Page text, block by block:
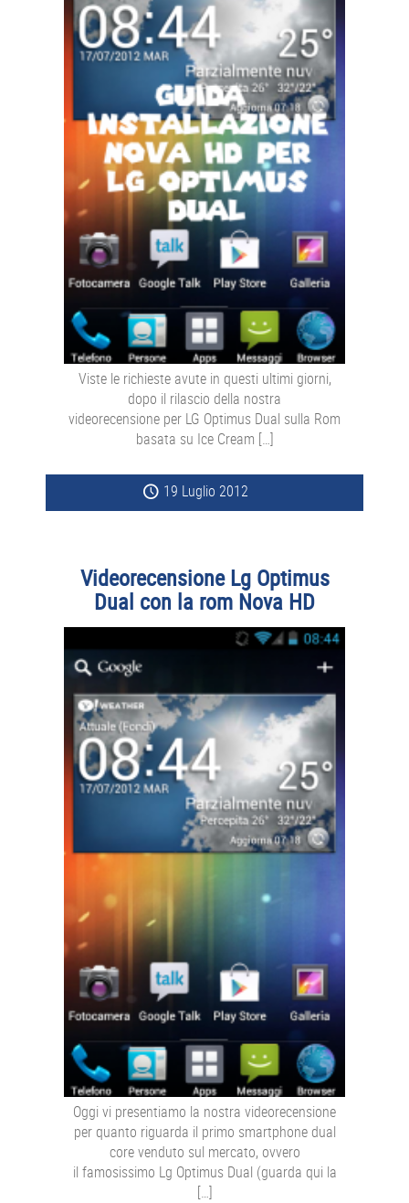
Viste le richieste avute in questi ultimi giorni,
dopo il rilascio della nostra
videorecensione per LG Optimus Dual sulla Rom
basata su Ice Cream […]
19 Luglio 2012
Videorecensione Lg Optimus
Dual con la rom Nova HD
Oggi vi presentiamo la nostra videorecensione
per quanto riguarda il primo smartphone dual
core venduto sul mercato, ovvero
il famosissimo Lg Optimus Dual (guarda qui la
[…]